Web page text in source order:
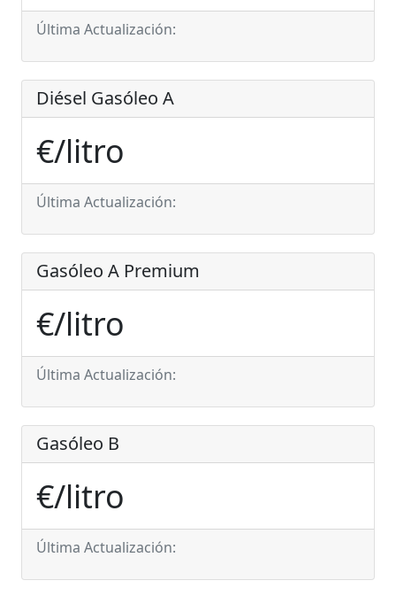
Última Actualización:
Diésel Gasóleo A
€/litro
Última Actualización:
Gasóleo A Premium
€/litro
Última Actualización:
Gasóleo B
€/litro
Última Actualización: